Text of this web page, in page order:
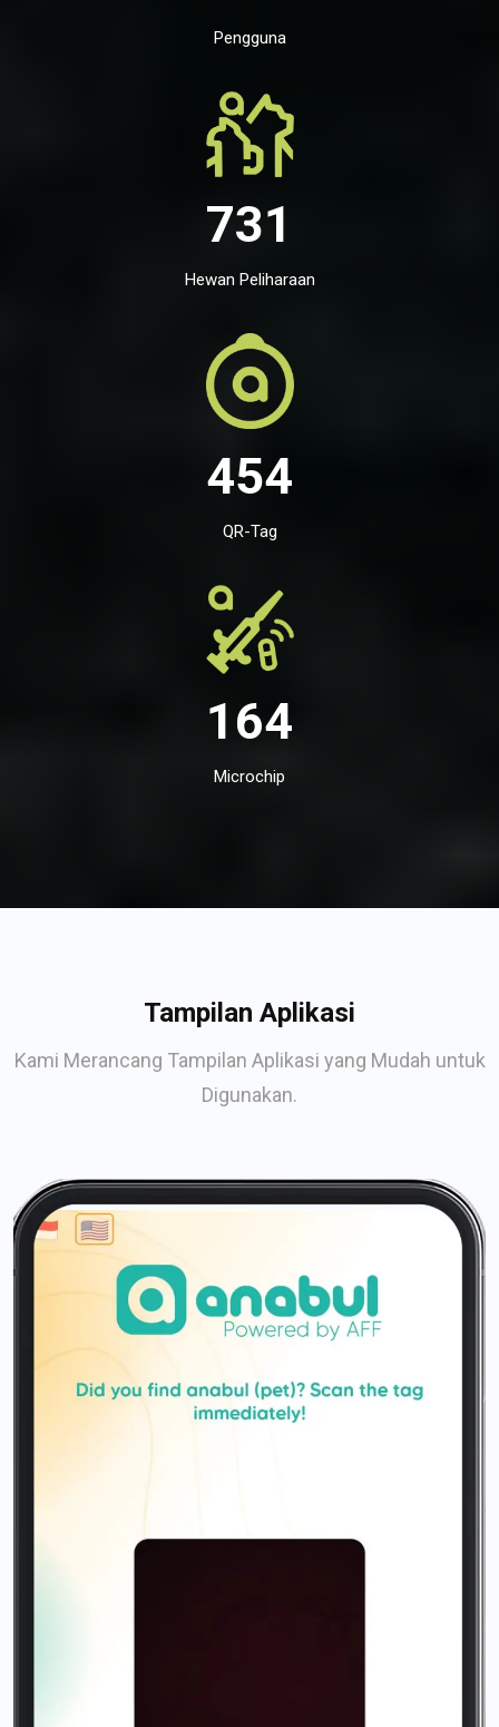
Pengguna
731
Hewan Peliharaan
454
QR-Tag
164
Microchip
Tampilan Aplikasi
Kami Merancang Tampilan Aplikasi yang Mudah untuk
Digunakan.